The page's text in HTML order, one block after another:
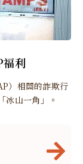
福利
）相關的詐欺行
冰山一角」。